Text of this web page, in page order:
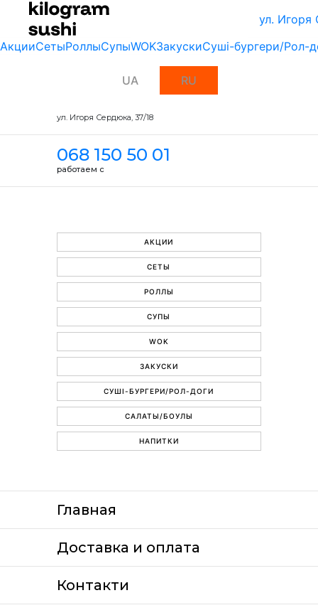
ул. Игоря
АкцииСетыРоллыСупыWOKЗакускиСуші-бургери/Рол-
UA RU
ул. Игоря Сердюка, 37/18
068 150 50 01
работаем с
АКЦИИ
СЕТЫ
РОЛЛЫ
СУПЫ
WOK
ЗАКУСКИ
СУШІ-БУРГЕРИ/РОЛ-ДОГИ
САЛАТЫ/БОУЛЫ
НАПИТКИ
Главная
Доставка и оплата
Контакти